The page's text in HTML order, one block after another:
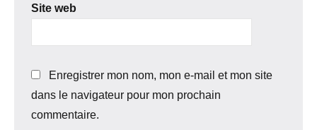
Site web
Enregistrer mon nom, mon e-mail et mon site
dans le navigateur pour mon prochain
commentaire.